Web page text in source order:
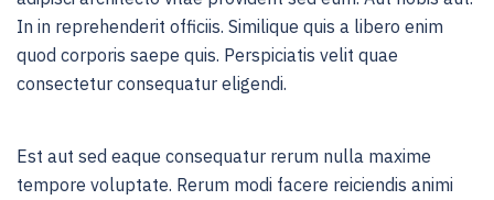
In in reprehenderit officiis. Similique quis a libero enim
quod corporis saepe quis. Perspiciatis velit quae
consectetur consequatur eligendi.
Est aut sed eaque consequatur rerum nulla maxime
tempore voluptate. Rerum modi facere reiciendis animi